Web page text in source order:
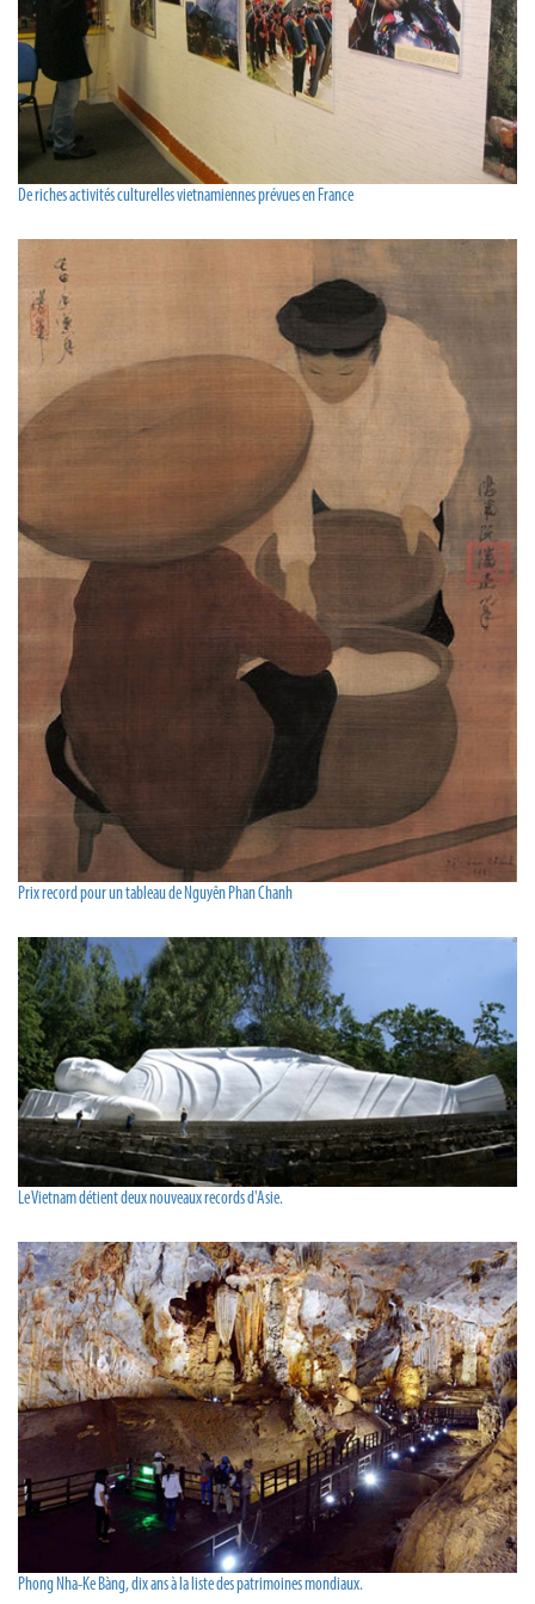
De riches activités culturelles vietnamiennes prévues en France
Prix record pour un tableau de Nguyên Phan Chanh
Le Vietnam détient deux nouveaux records d'Asie.
Phong Nha-Ke Bàng, dix ans à la liste des patrimoines mondiaux.